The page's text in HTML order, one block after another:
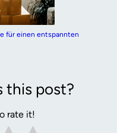
für einen entspannten
this post?
rate it!